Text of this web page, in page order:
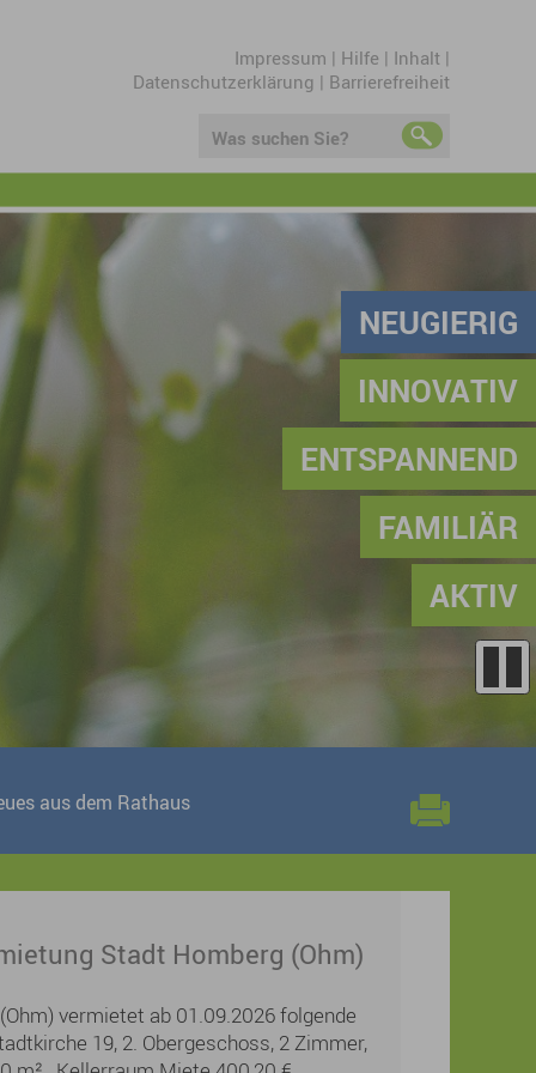
Impressum | Hilfe | Inhalt |
Datenschutzerklärung | Barrierefreiheit
Was suchen Sie?
NEUGIERIG
INNOVATIV
ENTSPANNEND
FAMILIÄR
AKTIV
aus dem Rathaus
Stadt Homberg (Ohm)
vermietet ab 01.09.2026 folgende
19, 2. Obergeschoss, 2 Zimmer,